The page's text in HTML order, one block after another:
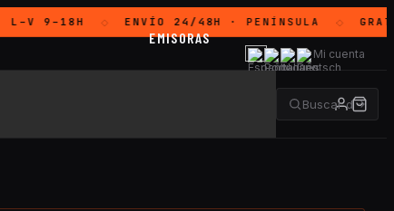
L–V 9–18H ENVÍO 24/48H· PENÍNSULA
Mi cuenta
EMISORAS